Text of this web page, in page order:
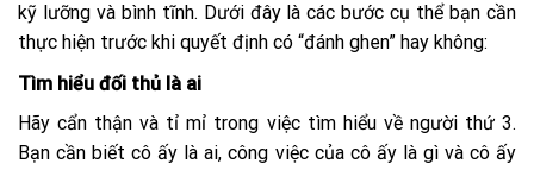
kỹ lưỡng và bình tĩnh. Dưới đây là các bước cụ thể bạn cần
thực hiện trước khi quyết định có “đánh ghen” hay không:
Tìm hiểu đối thủ là ai
Hãy cẩn thận và tỉ mỉ trong việc tìm hiểu về người thứ 3.
Bạn cần biết cô ấy là ai, công việc của cô ấy là gì và cô ấy